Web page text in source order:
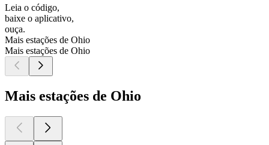
Leia o código,
baixe o aplicativo,
ouça.
Mais estações de Ohio
Mais estações de Ohio
Mais estações de Ohio